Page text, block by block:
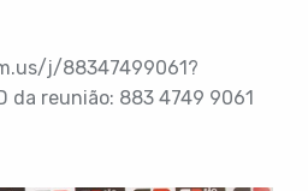
j/88347499061?
da reunião: 883 4749 9061